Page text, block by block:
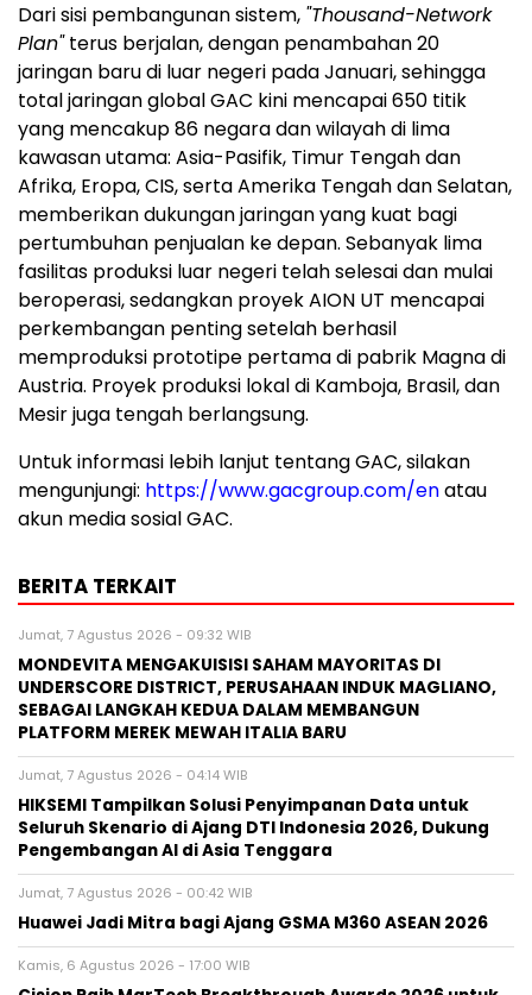
Dari sisi pembangunan sistem, "Thousand-Network
Plan"terus berjalan, dengan penambahan 20
jaringan baru di luar negeri pada Januari, sehingga
total jaringan global GAC kini mencapai 650 titik
yang mencakup 86 negara dan wilayah di lima
kawasan utama: Asia-Pasifik, Timur Tengah dan
Afrika, Eropa, CIS, serta Amerika Tengah dan Selatan,
memberikan dukungan jaringan yang kuat bagi
pertumbuhan penjualan ke depan. Sebanyak lima
fasilitas produksi luar negeri telah selesai dan mulai
beroperasi, sedangkan proyek AION UT mencapai
perkembangan penting setelah berhasil
memproduksi prototipe pertama di pabrik Magna di
Austria. Proyek produksi lokal di Kamboja, Brasil, dan
Mesir juga tengah berlangsung.
Untuk informasi lebih lanjut tentang GAC, silakan
mengunjungi: https://www.gacgroup.com/enatau
akun media sosial GAC.
BERITA TERKAIT
Jumat, 7 Agustus 2026 - 09:32 WIB
MONDEVITA MENGAKUISISI SAHAM MAYORITAS DI
UNDERSCORE DISTRICT, PERUSAHAAN INDUK MAGLIANO,
SEBAGAI LANGKAH KEDUA DALAM MEMBANGUN
PLATFORM MEREK MEWAH ITALIA BARU
Jumat, 7 Agustus 2026 - 04:14 WIB
HIKSEMI Tampilkan Solusi Penyimpanan Data untuk
Seluruh Skenario di Ajang DTI Indonesia 2026, Dukung
Pengembangan AI di Asia Tenggara
Jumat, 7 Agustus 2026 - 00:42 WIB
Huawei Jadi Mitra bagi Ajang GSMA M360 ASEAN 2026
Kamis, 6 Agustus 2026 - 17:00 WIB